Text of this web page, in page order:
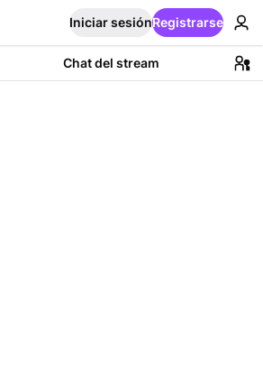
Iniciar sesiónRegistrarse
Chat del stream